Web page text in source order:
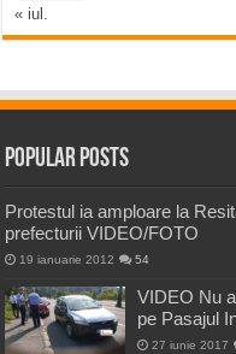
« iul.
Popular Posts
Protestul ia amploare la
prefecturii VIDEO/FOTO
19 ianuarie 2012 54
VIDEO Nu
pe Pasajul
27 iunie 2017